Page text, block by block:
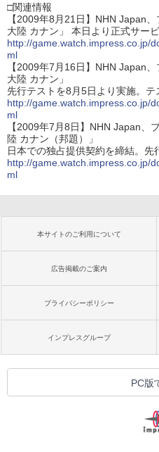
□関連情報
【2009年8月21日】NHN Japan
大陸 カナン」 本日より正式サー
http://game.watch.impress.co.jp/
ml
【2009年7月16日】NHN Japan
大陸 カナン」
先行テストを8月5日より実施。テ
http://game.watch.impress.co.jp/
ml
【2009年7月8日】NHN Japan、
陸 カナン（邦題）」
日本での独占提供契約を締結。
http://game.watch.impress.co.jp/
ml
本サイトのご利用について
広告掲載のご案内
プライバシーポリシー
インプレスグループ
PC版